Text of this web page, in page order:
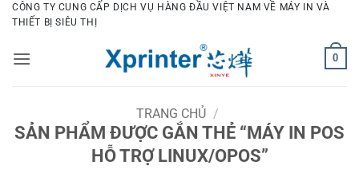
Bỏ
qua
dung
CÔNG TY CUNG CẤP DỊCH VỤ HÀNG ĐẦU VIỆT NAM VỀ MÁY IN VÀ
THIẾT BỊ SIÊU THỊ
0
TRANG CHỦ /
SẢN PHẨM ĐƯỢC GẮN THẺ “MÁY IN POS
HỖ TRỢ LINUX/OPOS”